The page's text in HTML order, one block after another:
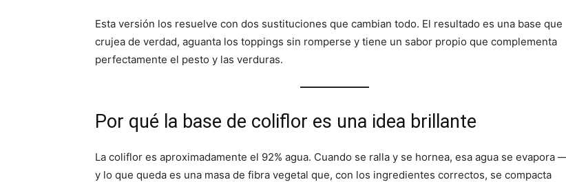
Esta versión los resuelve con dos sustituciones que cambian todo. El resultado es una base que
crujea de verdad, aguanta los toppings sin romperse y tiene un sabor propio que complementa
perfectamente el pesto y las verduras.
Por qué la base de coliflor es una idea brillante
La coliflor es aproximadamente el 92% agua. Cuando se ralla y se hornea, esa agua se evapora
y lo que queda es una masa de fibra vegetal que, con los ingredientes correctos, se compacta